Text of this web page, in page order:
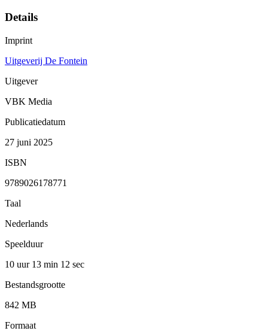
Details
Imprint
Uitgeverij De Fontein
Uitgever
VBK Media
Publicatiedatum
27 juni 2025
ISBN
9789026178771
Taal
Nederlands
Speelduur
10 uur 13 min 12 sec
Bestandsgrootte
842 MB
Formaat